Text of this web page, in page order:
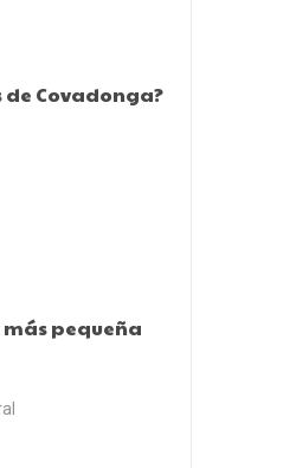
de Covadonga?
pequeña